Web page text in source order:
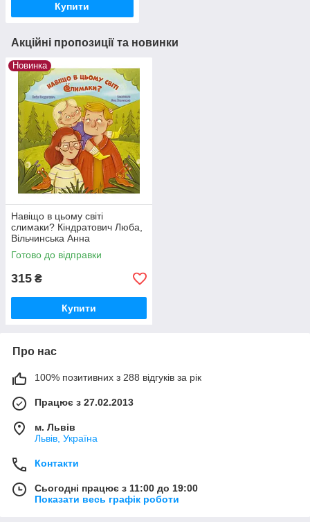
Купити
Акційні пропозиції та новинки
Новинка
Навіщо в цьому світі
слимаки? Кіндратович Люба,
Вільчинська Анна
Готово до відправки
315 ₴
Купити
Про нас
100% позитивних з 288 відгуків за рік
Працює з 27.02.2013
м. Львів
Львів, Україна
Контакти
Сьогодні працює з 11:00 до 19:00
Показати весь графік роботи